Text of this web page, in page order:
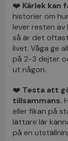
❤️ Kärlek kan
historier om
lever resten av
så är det
livet. Våga ge
på 2-3 dejter
ut någon.
❤️ Testa att
tillsammans.
eller fikan på
lättare lär
på en